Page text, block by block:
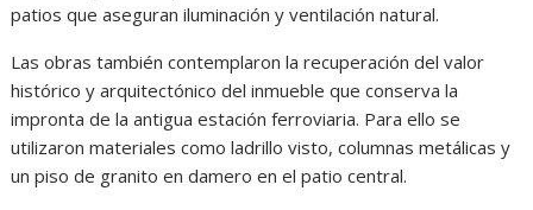
patios que aseguran iluminación y ventilación natural.
Las obras también contemplaron la recuperación del valor
histórico y arquitectónico del inmueble que conserva la
impronta de la antigua estación ferroviaria. Para ello se
utilizaron materiales como ladrillo visto, columnas metálicas y
un piso de granito en damero en el patio central.